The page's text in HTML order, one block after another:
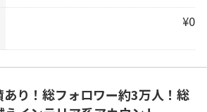
¥0
あり！総フォロワー約3万人！総